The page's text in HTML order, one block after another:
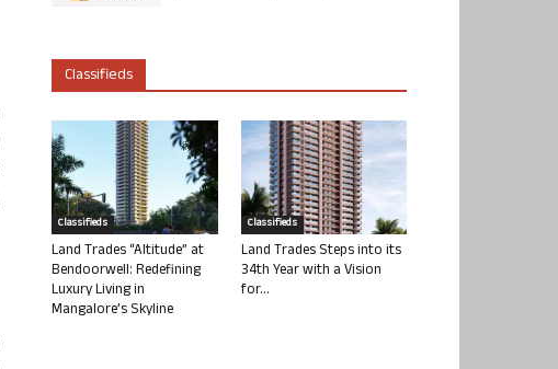
Classifieds
Classifieds
Land Trades “Altitude” at
Bendoorwell: Redefining
Luxury Living in
Mangalore’s Skyline
Classifieds
Land Trades Steps into its
34th Year with a Vision
for...